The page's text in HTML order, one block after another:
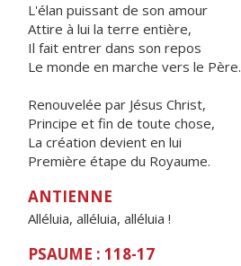
L'élan puissant de son amour
Attire à lui la terre entière,
Il fait entrer dans son repos
Le monde en marche vers le Père.
Renouvelée par Jésus Christ,
Principe et fin de toute chose,
La création devient en lui
Première étape du Royaume.
ANTIENNE
Alléluia, alléluia, alléluia !
PSAUME : 118-17